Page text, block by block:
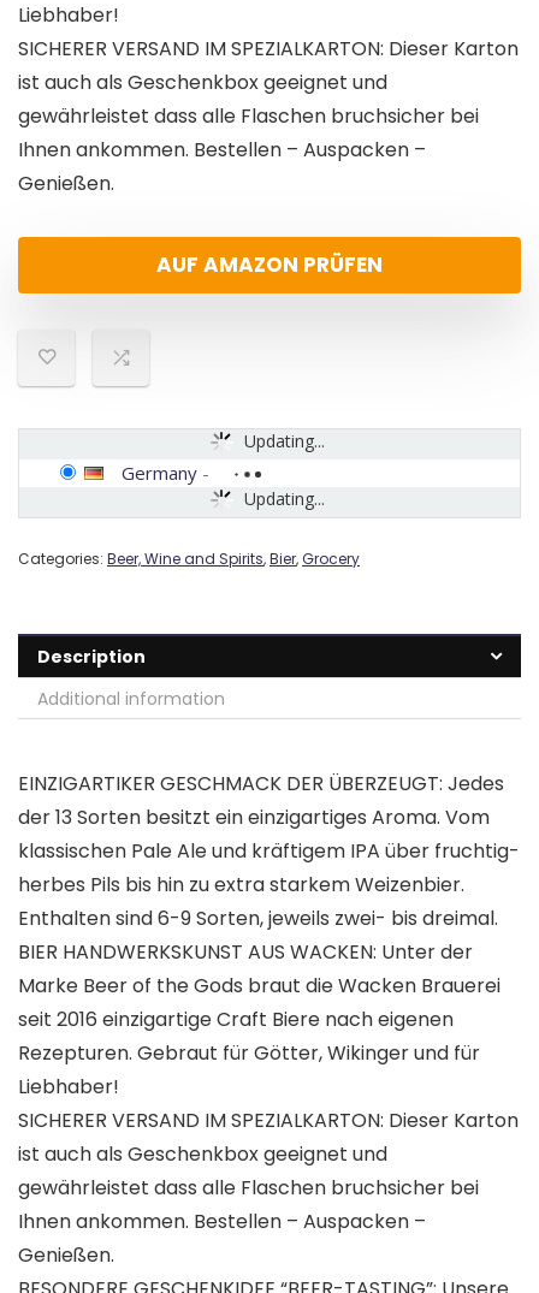
Liebhaber!
SICHERER VERSAND IM SPEZIALKARTON: Dieser Karton
ist auch als Geschenkbox geeignet und
gewährleistet dass alle Flaschen bruchsicher bei
Ihnen ankommen. Bestellen – Auspacken –
Genießen.
AUF AMAZON PRÜFEN
Updating...
Updating...
Germany -
Categories: Beer, Wine and Spirits,Bier,Grocery
Description
Additional information
EINZIGARTIKER GESCHMACK DER ÜBERZEUGT: Jedes
der 13 Sorten besitzt ein einzigartiges Aroma. Vom
klassischen Pale Ale und kräftigem IPA über fruchtig-
herbes Pils bis hin zu extra starkem Weizenbier.
Enthalten sind 6-9 Sorten, jeweils zwei- bis dreimal.
BIER HANDWERKSKUNST AUS WACKEN: Unter der
Marke Beer of the Gods braut die Wacken Brauerei
seit 2016 einzigartige Craft Biere nach eigenen
Rezepturen. Gebraut für Götter, Wikinger und für
Liebhaber!
SICHERER VERSAND IM SPEZIALKARTON: Dieser Karton
ist auch als Geschenkbox geeignet und
gewährleistet dass alle Flaschen bruchsicher bei
Ihnen ankommen. Bestellen – Auspacken –
Genießen.